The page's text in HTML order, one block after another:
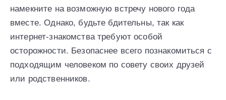
намекните на возможную встречу нового года
вместе. Однако, будьте бдительны, так как
интернет-знакомства требуют особой
осторожности. Безопаснее всего познакомиться с
подходящим человеком по совету своих друзей
или родственников.